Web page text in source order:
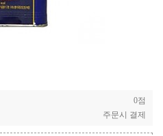
0점
주문시 결제